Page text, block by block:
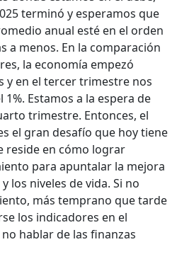
terminó y esperamos que
anual esté en el orden
a menos. En la comparación
la economía empezó
y en el tercer trimestre nos
Estamos a la espera de
trimestre. Entonces, el
el gran desafío que hoy tiene
reside en cómo lograr
para apuntalar la mejora
los niveles de vida. Si no
más temprano que tarde
los indicadores en el
hablar de las finanzas